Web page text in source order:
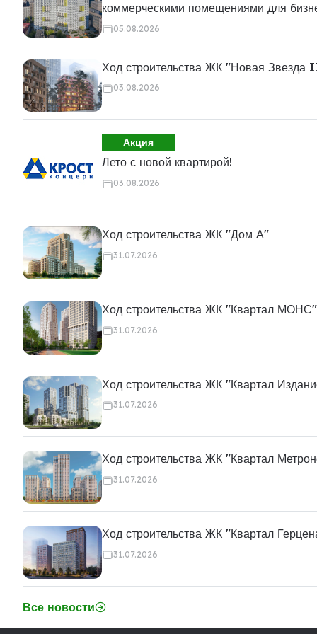
коммерческими помещениями для
05.08.2026
Ход строительства ЖК "Новая Звезда
03.08.2026
Акция
Лето с новой квартирой!
03.08.2026
Ход строительства ЖК "Дом А"
31.07.2026
Ход строительства ЖК "Квартал МОНС"
31.07.2026
Ход строительства ЖК "Квартал
31.07.2026
Ход строительства ЖК "Квартал
31.07.2026
Ход строительства ЖК "Квартал
31.07.2026
Все новости